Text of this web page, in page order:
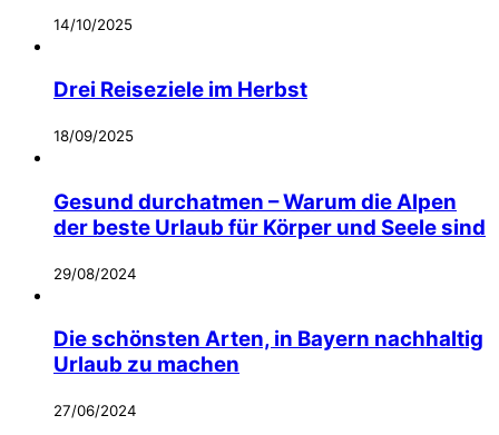
14/10/2025
Drei Reiseziele im Herbst
18/09/2025
Gesund durchatmen – Warum die Alpen
der beste Urlaub für Körper und Seele sind
29/08/2024
Die schönsten Arten, in Bayern nachhaltig
Urlaub zu machen
27/06/2024